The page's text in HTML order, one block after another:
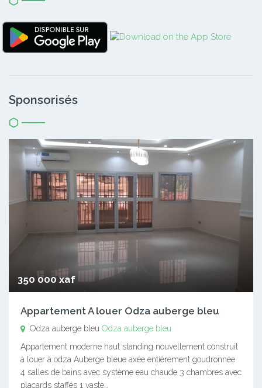
Sponsorisés
350 000 xaf
Appartement A louer Odza auberge bleu
Odza auberge bleu Odza auberge bleu
Appartement moderne haut standing nouvellement construit
à louer à odza Auberge bleue axée entièrement goudronnée
4 salles de bains avec système eau chaude 3 chambres avec
placards staffés 1 vaste…